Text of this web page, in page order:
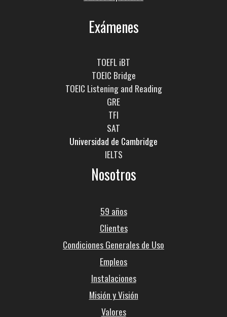
Exámenes
TOEFL iBT
TOEIC Bridge
TOEIC Listening and Reading
GRE
TFI
SAT
Universidad de Cambridge
IELTS
Nosotros
59 años
Clientes
Condiciones Generales de Uso
Empleos
Instalaciones
Misión y Visión
Valores